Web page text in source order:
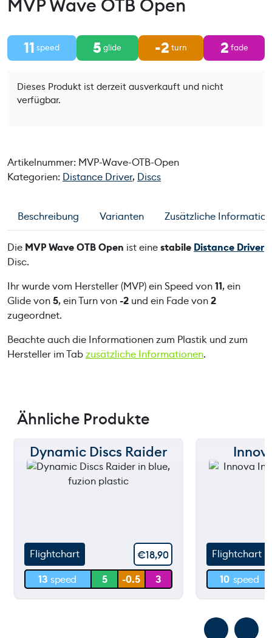
MVP Wave OTB Open
11 speed 5 glide -2 turn 2 fade
Dieses Produkt ist derzeit ausverkauft und nicht
verfügbar.
Artikelnummer: MVP-Wave-OTB-Open
Kategorien: Distance Driver, Discs
Beschreibung Varianten Zusätzliche
Die MVP Wave OTB Open ist einestabile Distance Driver
Disc.
Ihr wurde vom Hersteller (MVP) ein Speed von11, ein
Glide von5, ein Turn von-2 und ein Fade von2
zugeordnet.
Beachte auch die Informationen zum Plastik und zum
Hersteller im Tabzusätzliche Informationen.
Ähnliche Produkte
150 m
30 m
0 m
Dynamic Discs Raider
€18,90
Flightchart
13 speed 5 -0.5 3
150 m
30 m
0 m
Flightchart
10 speed